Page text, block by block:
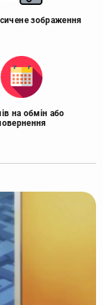
зображення
на обмін або